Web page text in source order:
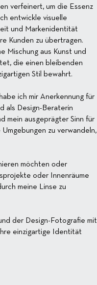
verfeinert, um die Essenz
entwickle visuelle
und Markenidentität
Kunden zu übertragen.
Mischung aus Kunst und
die einen bleibenden
Stil bewahrt.
ich mir Anerkennung für
als Design-Beraterin
mein ausgeprägter Sinn für
zu verwandeln,
möchten oder
oder Innenräume
meine Linse zu
der Design-Fotografie mit
einzigartige Identität